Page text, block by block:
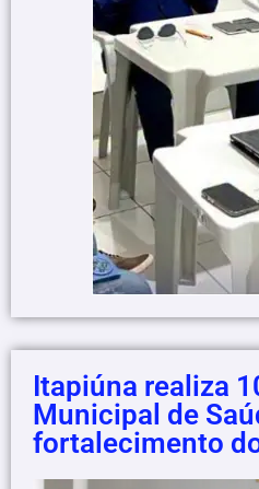
Itapiúna realiza
Municipal de
fortalecimento